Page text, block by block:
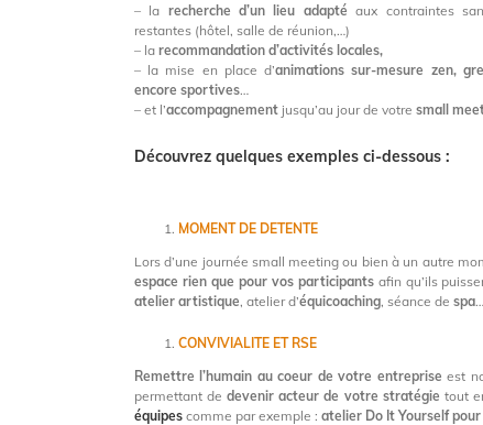
– la recherche d’un lieu adaptéaux contraintes
restantes (hôtel, salle de réunion,…)
– la recommandation d’activités locales,
– la mise en place d’animations sur-mesure zen,
encore sportives…
– et l’accompagnement jusqu’au jour de votre small
Découvrez quelques exemples ci-dessous :
MOMENT DE DETENTE
Lors d’une journée small meeting ou bien à un autre
espace rien que pour vos participantsafin qu’ils
atelier artistique, atelier d’équicoaching, séance de spa
CONVIVIALITE ET RSE
Remettre l’humain au coeur de votre entreprise est
permettant dedevenir acteur de votre stratégie tout
équipes comme par exemple :atelier Do It Yourself